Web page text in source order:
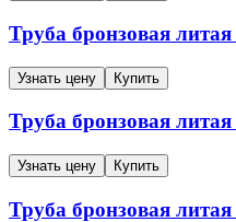
Труба бронзовая литая
Узнать цену Купить
Труба бронзовая литая
Узнать цену Купить
Труба бронзовая литая